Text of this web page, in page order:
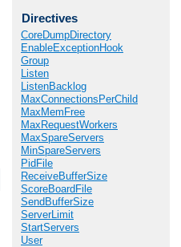
Directives
CoreDumpDirectory
EnableExceptionHook
Group
Listen
ListenBacklog
MaxConnectionsPerChild
MaxMemFree
MaxRequestWorkers
MaxSpareServers
MinSpareServers
PidFile
ReceiveBufferSize
ScoreBoardFile
SendBufferSize
ServerLimit
StartServers
User